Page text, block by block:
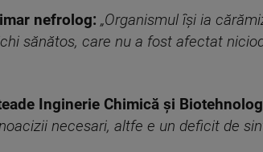
nefrolog: „Organismul își ia
sănătos, care nu a fost afectat
Inginerie Chimică și
necesari, altfe e un deficit de